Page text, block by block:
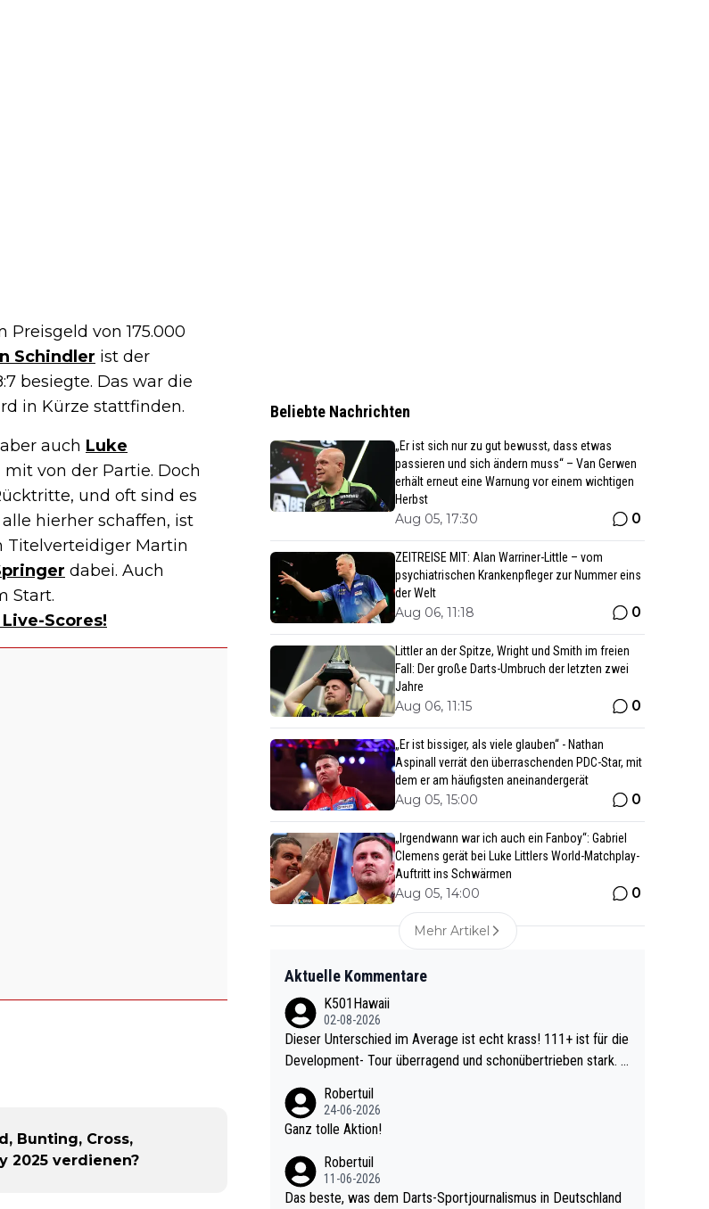
von 175.000
Schindler ist der
besiegte. Das war die
in Kürze stattfinden.
auch Luke
von der Partie. Doch
und oft sind es
hierher schaffen, ist
Titelverteidiger Martin
dabei. Auch
Start.
Scores!
Bunting, Cross,
2025 verdienen?
Beliebte Nachrichten
„Er ist sich nur zu gut bewusst, dass etwas
passieren und sich ändern muss“ – Van Gerwen
erhält erneut eine Warnung vor einem wichtigen
Herbst
Aug 05, 17:30 0
ZEITREISE MIT: Alan Warriner-Little – vom
psychiatrischen Krankenpfleger zur Nummer eins
der Welt
Aug 06, 11:18 0
Littler an der Spitze, Wright und Smith im freien
Fall: Der große Darts-Umbruch der letzten zwei
Jahre
Aug 06, 11:15 0
„Er ist bissiger, als viele glauben“ - Nathan
Aspinall verrät den überraschenden PDC-Star, mit
dem er am häufigsten aneinandergerät
Aug 05, 15:00 0
„Irgendwann war ich auch ein Fanboy“: Gabriel
Clemens gerät bei Luke Littlers World-Matchplay-
Auftritt ins Schwärmen
Aug 05, 14:00 0
Mehr Artikel
Aktuelle Kommentare
K501Hawaii
02-08-2026
Dieser Unterschied im Average ist echt krass! 111+ ist für die
Development- Tour überragend und schonübertrieben stark. U
e mal 40+ erst recht. Da gewinnst keinen Blumentopf - ist ja n
och krasser wie ein Pokalspiel eines Kreisligisten vs einem Bu
Robertuil
24-06-2026
Ganz tolle Aktion!
Robertuil
11-06-2026
Das beste, was dem Darts-Sportjournalismus in Deutschland